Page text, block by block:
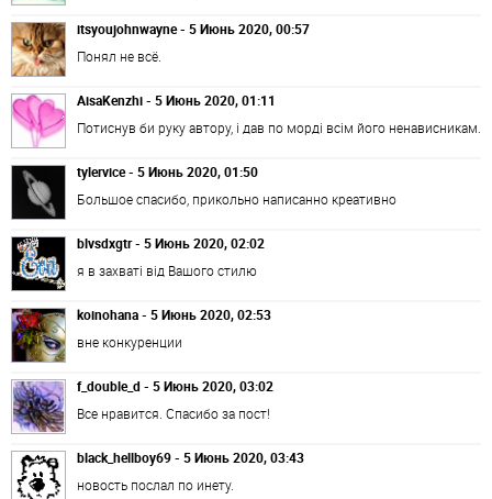
itsyoujohnwayne - 5 Июнь 2020, 00:57
Понял не всё.
AisaKenzhi - 5 Июнь 2020, 01:11
Потиснув би руку автору, і дав по морді всім його ненависникам.
tylervice - 5 Июнь 2020, 01:50
Большое спасибо, прикольно написанно креативно
blvsdxgtr - 5 Июнь 2020, 02:02
я в захваті від Вашого стилю
koinohana - 5 Июнь 2020, 02:53
вне конкуренции
f_double_d - 5 Июнь 2020, 03:02
Все нравится. Спасибо за пост!
black_hellboy69 - 5 Июнь 2020, 03:43
новость послал по инету.